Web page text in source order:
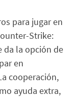
para jugar en
Strike:
da la opción de
en
cooperación,
ayuda extra,